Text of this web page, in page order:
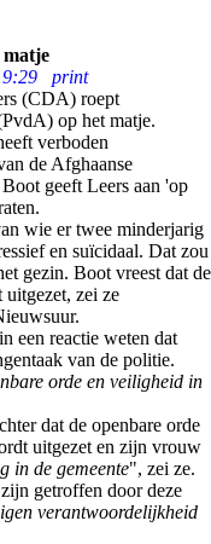
matje
print
(CDA) roept
op het matje.
verboden
de Afghaanse
geeft Leers aan 'op
wie er twee minderjarig
en suïcidaal. Dat zou
gezin. Boot vreest dat de
zei ze
een reactie weten dat
van de politie.
orde en veiligheid in
dat de openbare orde
uitgezet en zijn vrouw
in de gemeente", zei ze.
getroffen door deze
verantwoordelijkheid